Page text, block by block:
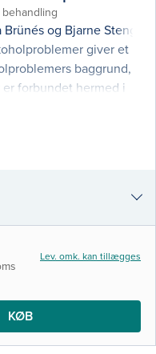
Brünésog Bjarne Stenger
giver et
baggrund,
forbundet hermed i
og deres
Lev. omk. kan tillægges
KØB